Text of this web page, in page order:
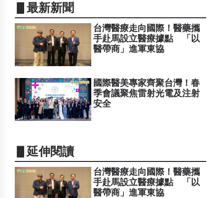
▋最新新聞
台灣醫療走向國際！醫藥攜
手赴馬設立醫療據點 「以
醫帶商」進軍東協
國際醫美專家齊聚台灣！春
季會議聚焦雷射光電及注射
安全
▋延伸閱讀
台灣醫療走向國際！醫藥攜
手赴馬設立醫療據點 「以
醫帶商」進軍東協